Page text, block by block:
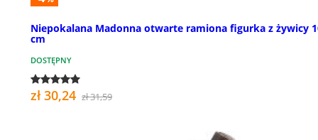
Niepokalana Madonna otwarte ramiona figurka z żywicy
cm
DOSTĘPNY
zł 30,24 zł 31,59